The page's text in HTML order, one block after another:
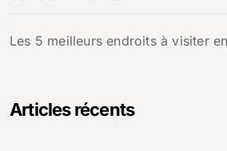
Les 5 meilleurs endroits à visiter
Articles récents